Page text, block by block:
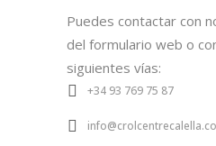
Puedes contactar con
del formulario web o
siguientes vías:
+34 93 769 75 87